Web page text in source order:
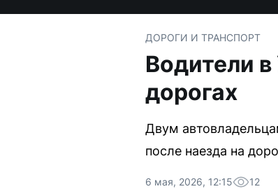
ДОРОГИ И ТРАНСПОРТ
Водители
дорогах
Двум
после наезда на
6 мая, 2026, 12:15 12